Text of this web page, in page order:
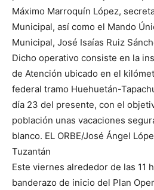
Máximo Marroquín López,
Municipal, así como el Mando
Municipal, José Isaías Ruiz
Dicho operativo consiste en la
de Atención ubicado en el
federal tramo Huehuetán-
día 23 del presente, con el
población unas vacaciones
blanco. EL ORBE/José Ángel
Tuzantán
Este viernes alrededor de las 11
banderazo de inicio del Plan